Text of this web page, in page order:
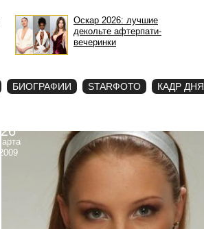
Оскар 2026: лучшие
декольте афтерпати-
вечеринки
БИОГРАФИИ STARФОТО КАДР ДНЯ
26
марта
2009